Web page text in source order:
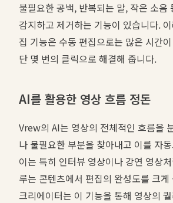
불필요한 공백, 반복되는 말, 작은 소음
감지하고 제거하는 기능이 있습니다.
집 기능은 수동 편집으로는 많은 시간
단 몇 번의 클릭으로 해결해 줍니다.
AI를 활용한 영상 흐름 정돈
Vrew의 AI는 영상의 전체적인 흐름을
나 불필요한 부분을 찾아내고 이를 자
이는 특히 인터뷰 영상이나 강연 영상
루는 콘텐츠에서 편집의 완성도를 크게
크리에이터는 이 기능을 통해 영상의